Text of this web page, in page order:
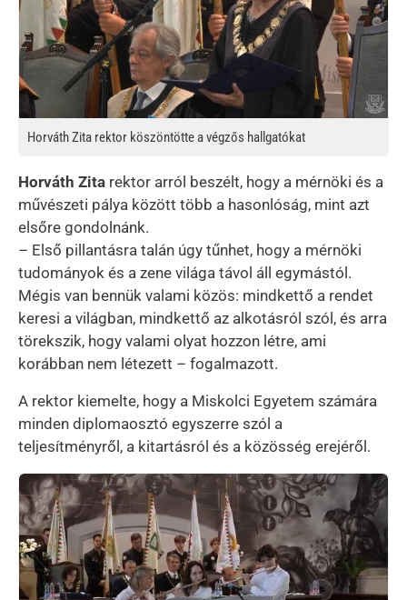
Horváth Zita rektor köszöntötte a végzős hallgatókat
Horváth Zita rektor arról beszélt, hogy a mérnöki és a
művészeti pálya között több a hasonlóság, mint azt
elsőre gondolnánk.
– Első pillantásra talán úgy tűnhet, hogy a mérnöki
tudományok és a zene világa távol áll egymástól.
Mégis van bennük valami közös: mindkettő a rendet
keresi a világban, mindkettő az alkotásról szól, és arra
törekszik, hogy valami olyat hozzon létre, ami
korábban nem létezett – fogalmazott.
A rektor kiemelte, hogy a Miskolci Egyetem számára
minden diplomaosztó egyszerre szól a
teljesítményről, a kitartásról és a közösség erejéről.
Kép